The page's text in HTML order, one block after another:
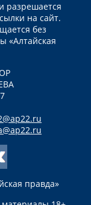
разрешается
на сайт.
без
«Алтайская
правда»